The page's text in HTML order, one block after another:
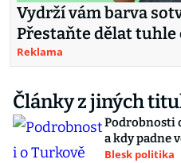
Vydrží vám barva
Přestaňte dělat tuhle
Reklama
Články z jiných
Podrobnosti
a kdy padne
Blesk politika